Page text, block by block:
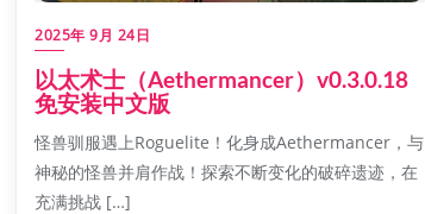
2025年 9月 24日
以太术士（Aethermancer）v0.3.0.18
免安装中文版
怪兽驯服遇上Roguelite！化身成Aethermancer，与
神秘的怪兽并肩作战！探索不断变化的破碎遗迹，在
充满挑战 […]